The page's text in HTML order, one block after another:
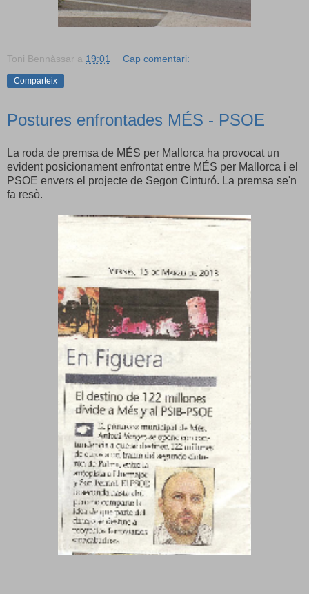
Toni Bennàssar a 19:01 Cap comentari:
Comparteix
Postures enfrontades MÉS - PSOE
La roda de premsa de MÉS per Mallorca ha provocat un
evident posicionament enfrontat entre MÉS per Mallorca i el
PSOE envers el projecte de Segon Cinturó. La premsa se'n
fa resò.